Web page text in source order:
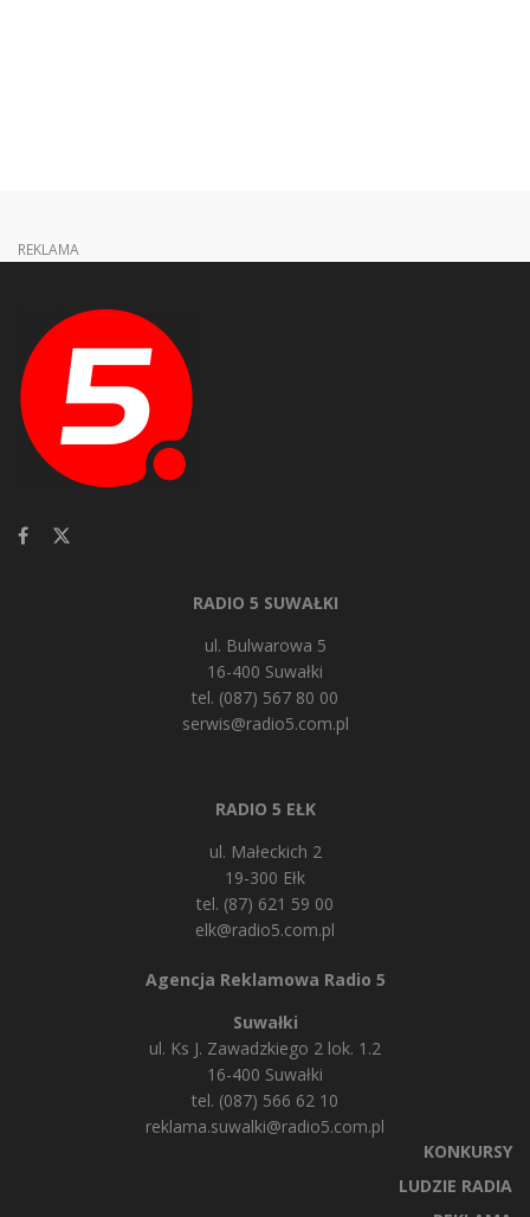
REKLAMA
RADIO 5 SUWAŁKI
ul. Bulwarowa 5
16-400 Suwałki
tel. (087) 567 80 00
serwis@radio5.com.pl
RADIO 5 EŁK
ul. Małeckich 2
19-300 Ełk
tel. (87) 621 59 00
elk@radio5.com.pl
Agencja Reklamowa Radio 5
Suwałki
ul. Ks J. Zawadzkiego 2 lok. 1.2
16-400 Suwałki
tel. (087) 566 62 10
reklama.suwalki@radio5.com.pl
KONKURSY
LUDZIE RADIA